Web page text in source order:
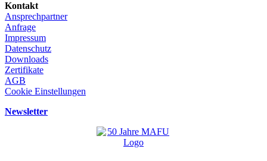
Kontakt
Ansprechpartner
Anfrage
Impressum
Datenschutz
Downloads
Zertifikate
AGB
Cookie Einstellungen
Newsletter